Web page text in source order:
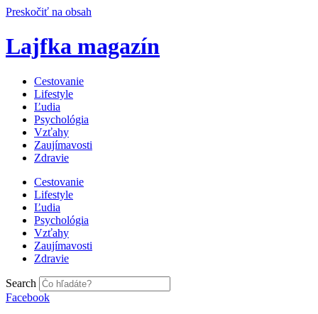
Preskočiť na obsah
Lajfka magazín
Cestovanie
Lifestyle
Ľudia
Psychológia
Vzťahy
Zaujímavosti
Zdravie
Cestovanie
Lifestyle
Ľudia
Psychológia
Vzťahy
Zaujímavosti
Zdravie
Search
Facebook